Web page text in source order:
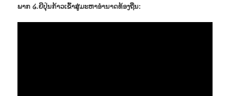
ພາກ ໒.ຍີປຸ່ນກ້າວເຂົ້າສູ່ມະຫາອຳນາດທ້ອງຖີ່ນ: